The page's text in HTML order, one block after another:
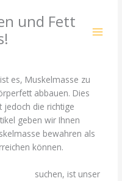
und Fett
es, Muskelmasse zu
abbauen. Dies
die richtige
geben wir Ihnen
bewahren als
können.
suchen, ist unser